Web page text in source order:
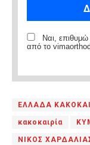
Ναι,
από το
ΕΛΛΑΔΑ
κακοκαιρία
ΝΙΚΟΣ